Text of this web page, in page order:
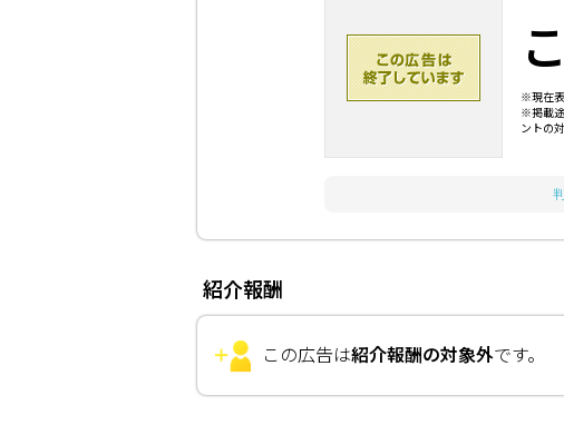
※現在表
※掲載途
ントの
紹介報酬
この広告は紹介報酬の対象外です。